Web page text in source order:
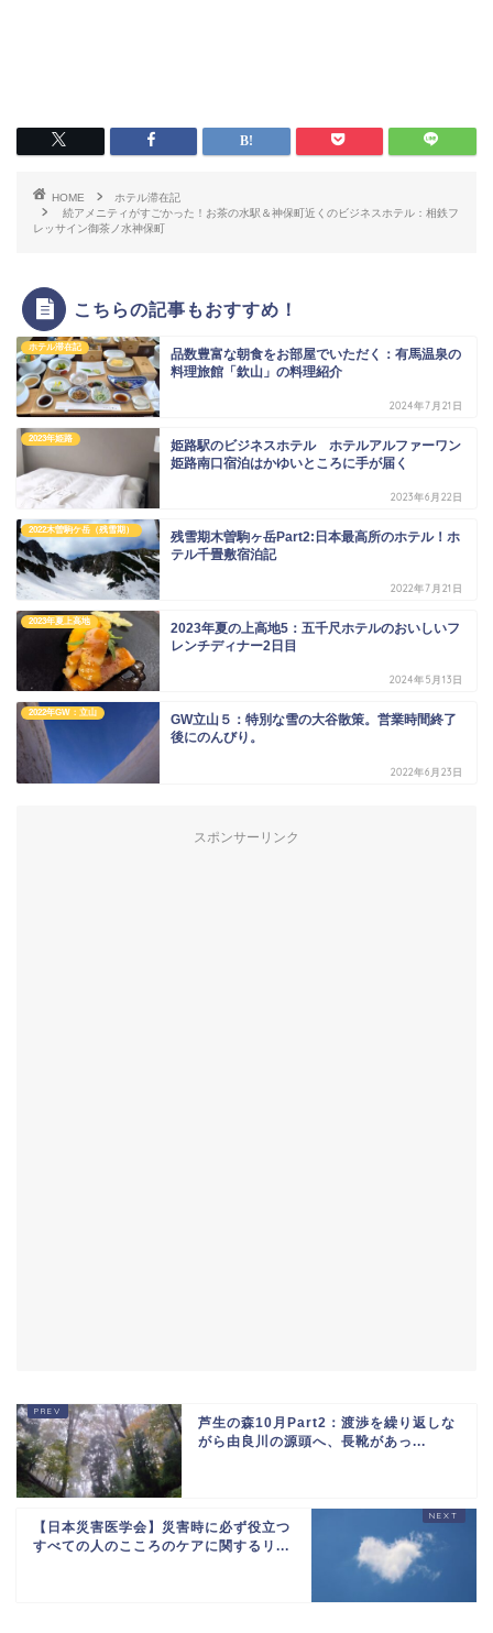
HOME
ホテル滞在記
続アメニティがすごかった！お茶の水駅＆神保町近くのビジネスホテル：相鉄フ
レッサイン御茶ノ水神保町
こちらの記事もおすすめ！
ホテル滞在記
品数豊富な朝食をお部屋でいただく：有馬温泉の
料理旅館「欽山」の料理紹介
2024年7月21日
2023年姫路
姫路駅のビジネスホテル ホテルアルファーワン
姫路南口宿泊はかゆいところに手が届く
2023年6月22日
2022木曽駒ケ岳（残雪期）
残雪期木曽駒ヶ岳Part2:日本最高所のホテル！ホ
テル千畳敷宿泊記
2022年7月21日
2023年夏上高地
2023年夏の上高地5：五千尺ホテルのおいしいフ
レンチディナー2日目
2024年5月13日
2022年GW：立山
GW立山５：特別な雪の大谷散策。営業時間終了
後にのんびり。
2022年6月23日
スポンサーリンク
芦生の森10月Part2：渡渉を繰り返しな
がら由良川の源頭へ、長靴があっ...
【日本災害医学会】災害時に必ず役立つ
すべての人のこころのケアに関するリ...